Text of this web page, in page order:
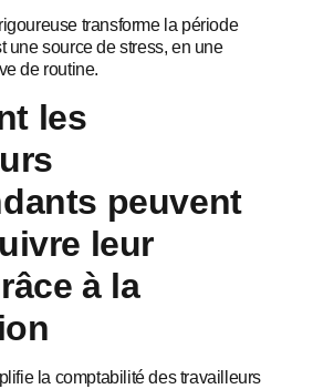
transforme la période
une source de stress, en une
de routine.
les
peuvent
leur
à la
la comptabilité des travailleurs